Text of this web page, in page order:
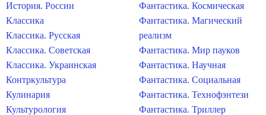
История. России
Классика
Классика. Русская
Классика. Советская
Классика. Украинская
Контркультура
Кулинария
Культурология
Фантастика. Космическая
Фантастика. Магический
реализм
Фантастика. Мир пауков
Фантастика. Научная
Фантастика. Социальная
Фантастика. Технофэнтези
Фантастика. Триллер